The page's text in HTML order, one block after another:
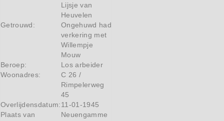
Lijsje van
Heuvelen
Getrouwd:
Ongehuwd had
verkering met
Willempje
Mouw
Beroep:
Los arbeider
Woonadres:
C 26 /
Rimpelerweg
45
Overlijdensdatum:11-01-1945
Plaats van
Neuengamme